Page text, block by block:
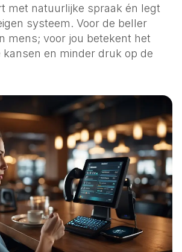
met natuurlijke spraak én legt
systeem. Voor de beller
mens; voor jou betekent het
en minder druk op de